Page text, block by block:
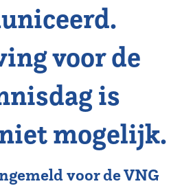
voor de
is
mogelijk.
voor deVNG